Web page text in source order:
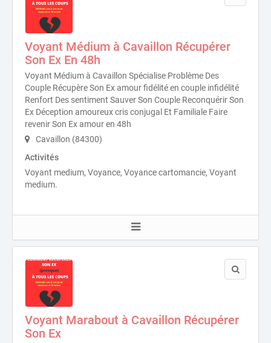
Voyant Médium à Cavaillon Récupérer
Son Ex En 48h
Voyant Médium à Cavaillon Spécialise Problème Des
Couple Récupère Son Ex amour fidélité en couple infidélité
Renfort Des sentiment Sauver Son Couple Reconquérir Son
Ex Déception amoureux cris conjugal Et Familiale Faire
revenir Son Ex amour en 48h
Cavaillon (84300)
Activités
Voyant medium, Voyance, Voyance cartomancie, Voyant
medium.
Voyant Marabout à Cavaillon Récupérer
Son Ex